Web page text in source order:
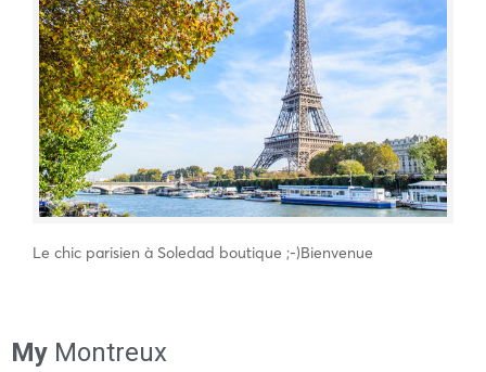
Le chic parisien à Soledad boutique ;-)Bienvenue
My Montreux